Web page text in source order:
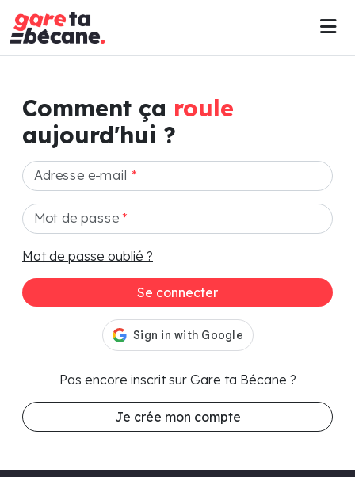
Comment ça roule
aujourd'hui ?
Adresse e-mail *
Mot de passe*
Mot de passe oublié ?
Se connecter
Pas encore inscrit sur Gare ta Bécane ?
Je crée mon compte